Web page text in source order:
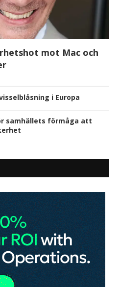
mot Mac och
i Europa
samhällets förmåga att